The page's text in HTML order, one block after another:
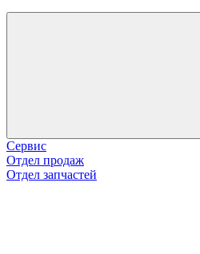
Сервис
Отдел продаж
Отдел запчастей